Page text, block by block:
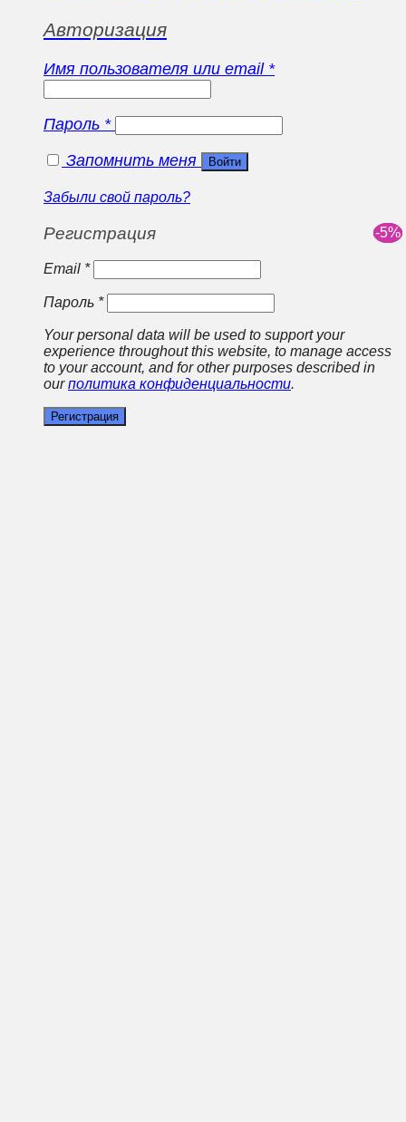
Авторизация
Имя пользователя или email *
Пароль *
Запомнить меня
Войти
Забыли свой пароль?
Регистрация
Email *
Пароль *
Your personal data will be used to support your
experience throughout this website, to manage access
to your account, and for other purposes described in
ourполитика конфиденциальности.
Регистрация